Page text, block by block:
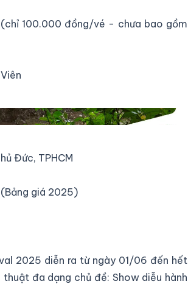
100.000 đồng/vé - chưa bao gồm
Đức, TPHCM
giá 2025)
2025 diễn ra từ ngày 01/06 đến hết
đa dạng chủ đề: Show diễu hành